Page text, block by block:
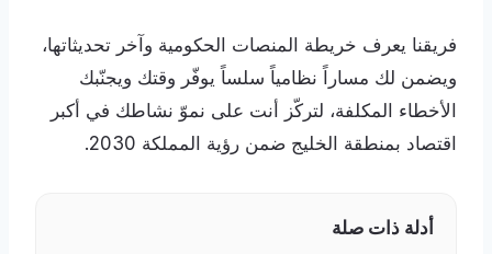
فريقنا يعرف خريطة المنصات الحكومية وآخر تحديثاتها،
ويضمن لك مساراً نظامياً سلساً يوفّر وقتك ويجنّبك
الأخطاء المكلفة، لتركّز أنت على نموّ نشاطك في أكبر
اقتصاد بمنطقة الخليج ضمن رؤية المملكة 2030.
أدلة ذات صلة